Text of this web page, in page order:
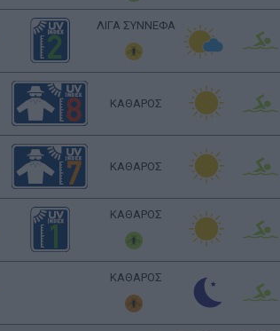
ΛΙΓΑ ΣΥΝΝΕΦΑ
ΚΑΘΑΡΟΣ
ΚΑΘΑΡΟΣ
ΚΑΘΑΡΟΣ
ΚΑΘΑΡΟΣ